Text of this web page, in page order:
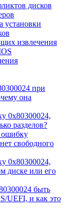
дисков
установки
извлечения
при
она
0x80300024,
разделов?
ошибку
свободного
0x80300024,
диске или его
быть
UEFI, и как это